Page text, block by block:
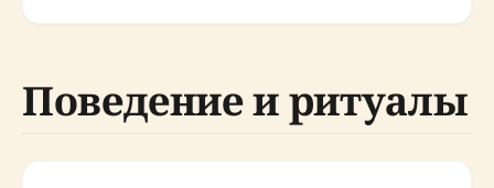
Поведение и ритуалы